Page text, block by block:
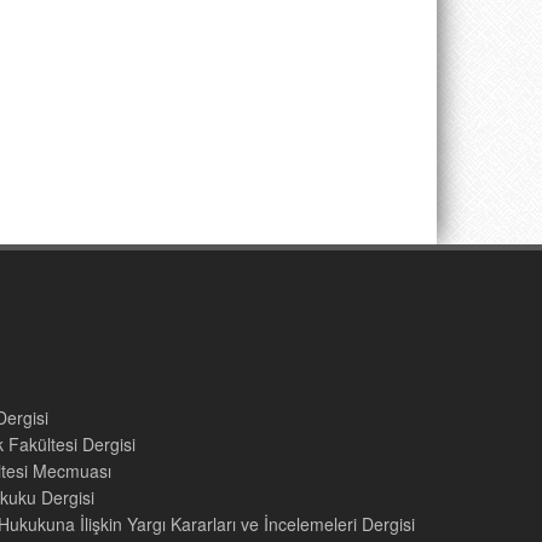
Fakültesi Dergisi
Mecmuası
Dergisi
İlişkin Yargı Kararları ve İncelemeleri Dergisi